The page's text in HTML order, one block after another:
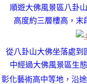
順遊大佛風景區八卦
高度約三層樓高 ， 末
從八卦山大佛坐落處到
中經過大佛風景區生
化藝術高中等地，沿